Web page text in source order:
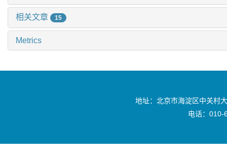
相关文章 15
Metrics
地址：北京市海淀区中关村
电话：